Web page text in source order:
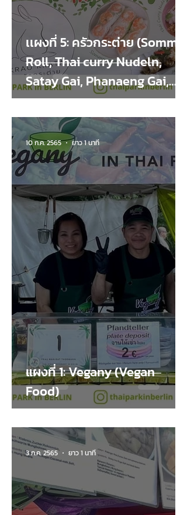
เเผงที่ 5: ครัวกระต่าย (Sommer
Roll, Thai curry Nudeln,
Satay Gai, Phanaeng Gai,
Jeeb Saab)
แผงที่ 1: Vegany (Vegan
Food)
10 ก.ค. 2565 ยาว 1 นาที
3 ก.ค. 2565 ยาว 1 นาที